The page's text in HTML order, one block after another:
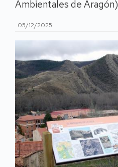
Ambientales de Aragón)
05/12/2025